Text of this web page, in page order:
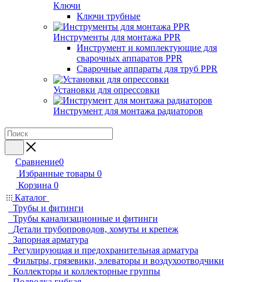
Ключи
Ключи трубные
Инструменты для монтажа PPR
Инструмент и комплектующие для
сварочных аппаратов PPR
Сварочные аппараты для труб PPR
Установки для опрессовки
Инструмент для монтажа радиаторов
Сравнение0
Избранные товары 0
Корзина 0
Каталог
Трубы и фитинги
Трубы канализационные и фитинги
Детали трубопроводов, хомуты и крепеж
Запорная арматура
Регулирующая и предохранительная арматура
Фильтры, грязевики, элеваторы и воздухоотводчики
Коллекторы и коллекторные группы